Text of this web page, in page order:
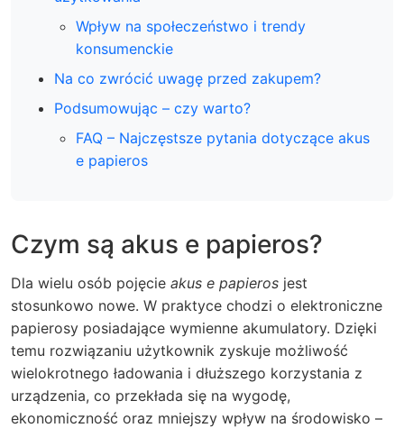
Wpływ na społeczeństwo i trendy
konsumenckie
Na co zwrócić uwagę przed zakupem?
Podsumowując – czy warto?
FAQ – Najczęstsze pytania dotyczące akus
e papieros
Czym są akus e papieros?
Dla wielu osób pojęcie akus e papieros jest
stosunkowo nowe. W praktyce chodzi o elektroniczne
papierosy posiadające wymienne akumulatory. Dzięki
temu rozwiązaniu użytkownik zyskuje możliwość
wielokrotnego ładowania i dłuższego korzystania z
urządzenia, co przekłada się na wygodę,
ekonomiczność oraz mniejszy wpływ na środowisko –